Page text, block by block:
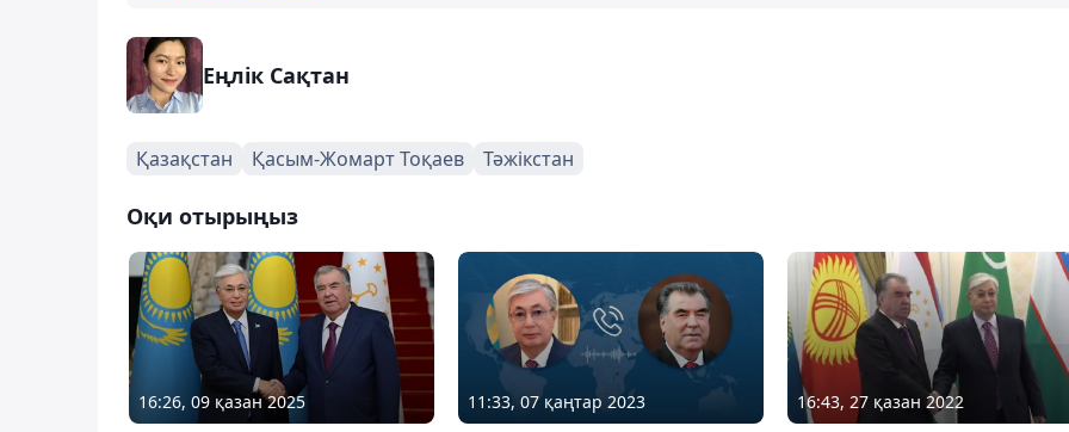
Еңлік Сақтан
Қазақстан Қасым-Жомарт Тоқаев Тәжікстан
Оқи отырыңыз
16:26, 09 қазан 2025 11:33, 07 қаңтар 2023 16:43, 27 қазан 2022